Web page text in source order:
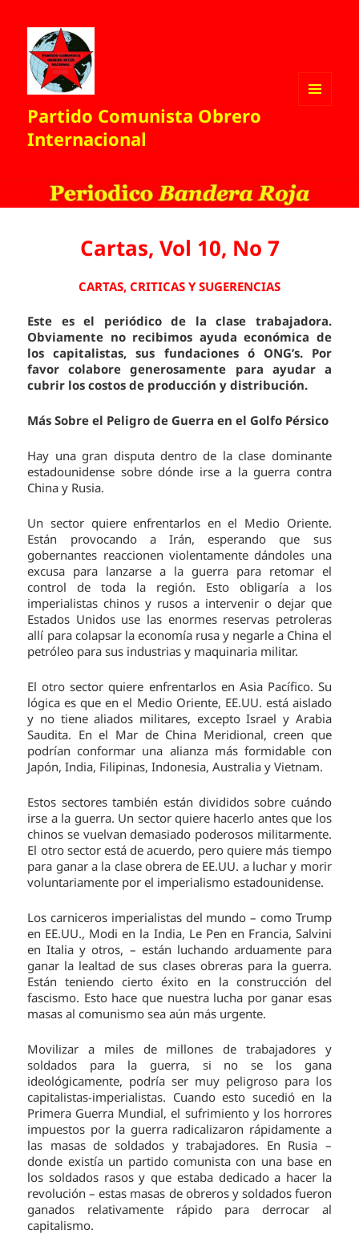
Partido Comunista Obrero
Internacional
Cartas, Vol 10, No 7
CARTAS, CRITICAS Y SUGERENCIAS
Este es el periódico de la clase trabajadora.
Obviamente no recibimos ayuda económica de
los capitalistas, sus fundaciones ó ONG’s. Por
favor colabore generosamente para ayudar a
cubrir los costos de producción y distribución.
Más Sobre el Peligro de Guerra en el Golfo Pérsico
Hay una gran disputa dentro de la clase dominante
estadounidense sobre dónde irse a la guerra contra
China y Rusia.
Un sector quiere enfrentarlos en el Medio Oriente.
Están provocando a Irán, esperando que sus
gobernantes reaccionen violentamente dándoles una
excusa para lanzarse a la guerra para retomar el
control de toda la región. Esto obligaría a los
imperialistas chinos y rusos a intervenir o dejar que
Estados Unidos use las enormes reservas petroleras
allí para colapsar la economía rusa y negarle a China el
petróleo para sus industrias y maquinaria militar.
El otro sector quiere enfrentarlos en Asia Pacífico. Su
lógica es que en el Medio Oriente, EE.UU. está aislado
y no tiene aliados militares, excepto Israel y Arabia
Saudita. En el Mar de China Meridional, creen que
podrían conformar una alianza más formidable con
Japón, India, Filipinas, Indonesia, Australia y Vietnam.
Estos sectores también están divididos sobre cuándo
irse a la guerra. Un sector quiere hacerlo antes que los
chinos se vuelvan demasiado poderosos militarmente.
El otro sector está de acuerdo, pero quiere más tiempo
para ganar a la clase obrera de EE.UU. a luchar y morir
voluntariamente por el imperialismo estadounidense.
Los carniceros imperialistas del mundo – como Trump
en EE.UU., Modi en la India, Le Pen en Francia, Salvini
en Italia y otros, – están luchando arduamente para
ganar la lealtad de sus clases obreras para la guerra.
Están teniendo cierto éxito en la construcción del
fascismo. Esto hace que nuestra lucha por ganar esas
masas al comunismo sea aún más urgente.
Movilizar a miles de millones de trabajadores y
soldados para la guerra, si no se los gana
ideológicamente, podría ser muy peligroso para los
capitalistas-imperialistas. Cuando esto sucedió en la
Primera Guerra Mundial, el sufrimiento y los horrores
impuestos por la guerra radicalizaron rápidamente a
las masas de soldados y trabajadores. En Rusia –
donde existía un partido comunista con una base en
los soldados rasos y que estaba dedicado a hacer la
revolución – estas masas de obreros y soldados fueron
ganados relativamente rápido para derrocar al
capitalismo.